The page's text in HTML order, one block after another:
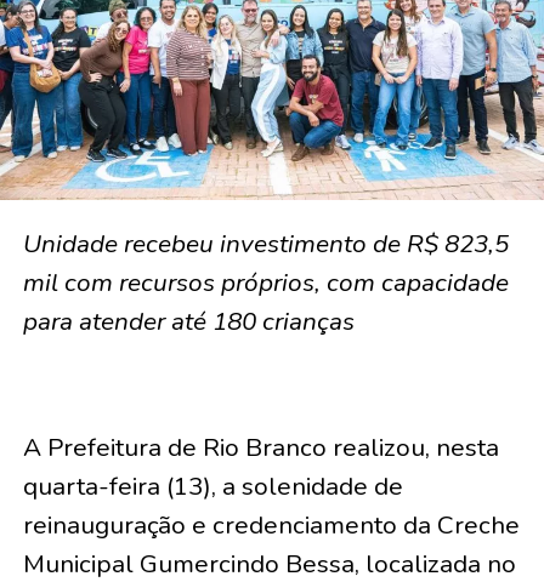
Unidade recebeu investimento de R$ 823,5
mil com recursos próprios, com capacidade
para atender até 180 crianças
A Prefeitura de Rio Branco realizou, nesta
quarta-feira (13), a solenidade de
reinauguração e credenciamento da Creche
Municipal Gumercindo Bessa, localizada no